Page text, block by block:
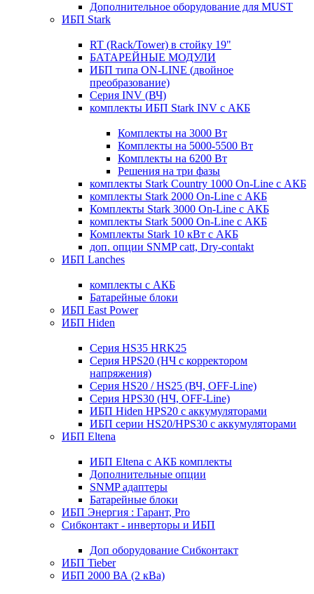
Дополнительное оборудование для MUST
ИБП Stark
RT (Rack/Tower) в стойку 19"
БАТАРЕЙНЫЕ МОДУЛИ
ИБП типа ON-LINE (двойное
преобразование)
Серия INV (ВЧ)
комплекты ИБП Stark INV с АКБ
Комплекты на 3000 Вт
Комплекты на 5000-5500 Вт
Комплекты на 6200 Вт
Решения на три фазы
комплекты Stark Country 1000 On-Line с АКБ
комплекты Stark 2000 On-Line с АКБ
Комплекты Stark 3000 On-Line с АКБ
комплекты Stark 5000 On-Line с АКБ
Комплекты Stark 10 кВт с АКБ
доп. опции SNMP catt, Dry-contakt
ИБП Lanches
комплекты с АКБ
Батарейные блоки
ИБП East Power
ИБП Hiden
Серия HS35 HRK25
Серия HPS20 (НЧ с корректором
напряжения)
Серия HS20 / HS25 (ВЧ, OFF-Line)
Серия HPS30 (НЧ, OFF-Line)
ИБП Hiden HPS20 с аккумуляторами
ИБП серии HS20/HPS30 с аккумуляторами
ИБП Eltena
ИБП Eltena с АКБ комплекты
Дополнительные опции
SNMP адаптеры
Батарейные блоки
ИБП Энергия : Гарант, Pro
Сибконтакт - инверторы и ИБП
Доп оборудование Сибконтакт
ИБП Tieber
ИБП 2000 ВА (2 кВа)